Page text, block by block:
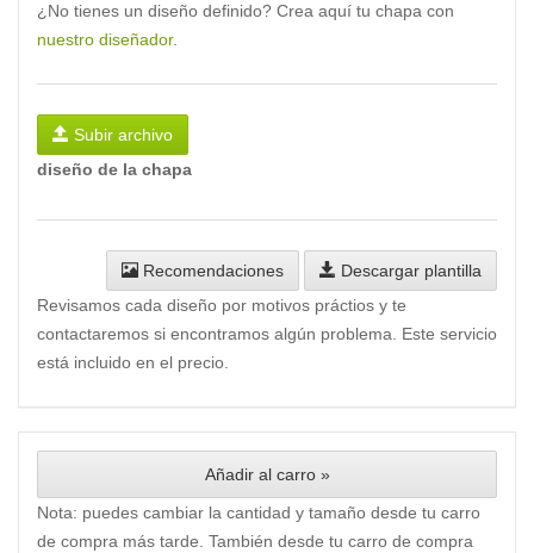
¿No tienes un diseño definido? Crea aquí tu chapa con
nuestro diseñador.
Subir archivo
diseño de la chapa
Recomendaciones
Descargar plantilla
Revisamos cada diseño por motivos práctios y te
contactaremos si encontramos algún problema. Este servicio
está incluido en el precio.
Añadir al carro »
Nota: puedes cambiar la cantidad y tamaño desde tu carro
de compra más tarde. También desde tu carro de compra